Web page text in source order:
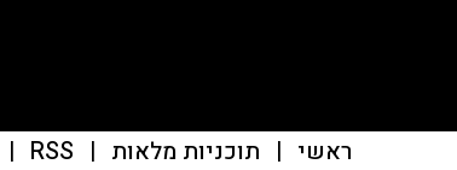
ראשי | תוכניות מלאות |
RSS
|